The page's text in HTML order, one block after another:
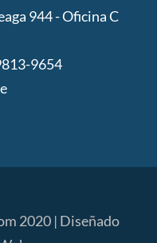
944 - Oficina C
9654
2020 | Diseñado